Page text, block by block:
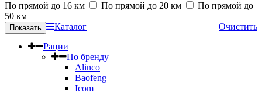
По прямой до 16 км
По прямой до 20 км
По прямой до
50 км
Очистить
Каталог
Рации
По бренду
Alinco
Baofeng
Icom